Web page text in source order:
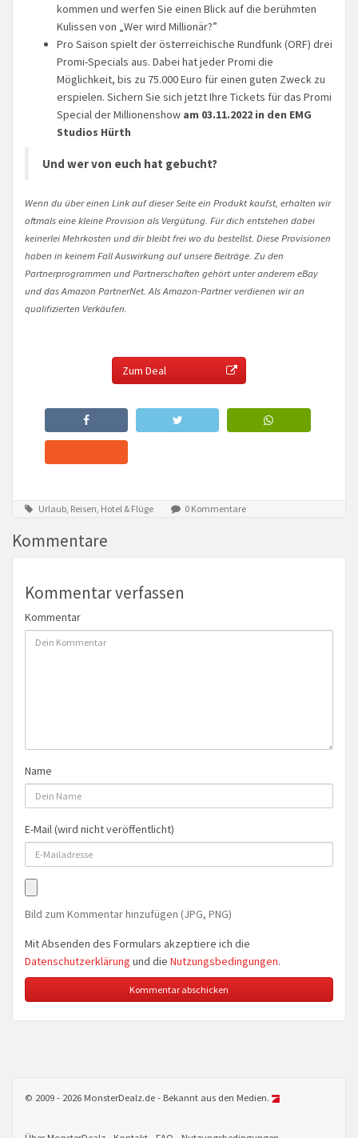
kommen und werfen Sie einen Blick auf die berühmten
Kulissen von „Wer wird Millionär?”
Pro Saison spielt der österreichische Rundfunk (ORF) drei
Promi-Specials aus. Dabei hat jeder Promi die
Möglichkeit, bis zu 75.000 Euro für einen guten Zweck zu
erspielen. Sichern Sie sich jetzt Ihre Tickets für das Promi
Special der Millionenshow am 03.11.2022 in den EMG
Studios Hürth
Und wer von euch hat gebucht?
Wenn du über einen Link auf dieser Seite ein Produkt kaufst, erhalten wir
oftmals eine kleine Provision als Vergütung. Für dich entstehen dabei
keinerlei Mehrkosten und dir bleibt frei wo du bestellst. Diese Provisionen
haben in keinem Fall Auswirkung auf unsere Beiträge. Zu den
Partnerprogrammen und Partnerschaften gehört unter anderem eBay
und das Amazon PartnerNet. Als Amazon-Partner verdienen wir an
qualifizierten Verkäufen.
Zum Deal
Urlaub, Reisen, Hotel & Flüge 0 Kommentare
Kommentare
Kommentar verfassen
Kommentar
Name
E-Mail (wird nicht veröffentlicht)
Bild zum Kommentar hinzufügen (JPG, PNG)
Mit Absenden des Formulars akzeptiere ich die
Datenschutzerklärung und die Nutzungsbedingungen.
© 2009 - 2026 MonsterDealz.de - Bekannt aus den Medien.